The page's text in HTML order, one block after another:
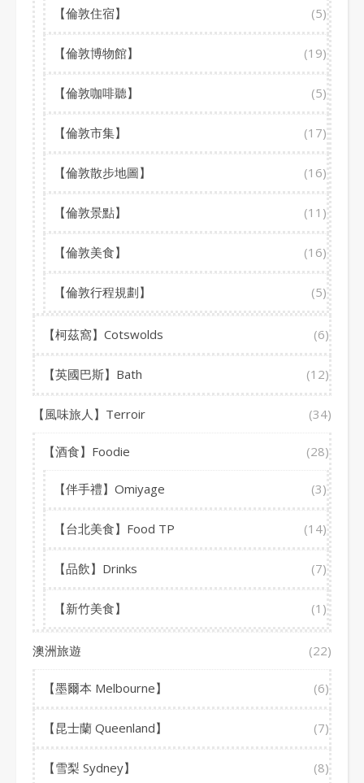
【倫敦住宿】 (5)
【倫敦博物館】 (19)
【倫敦咖啡聽】 (5)
【倫敦市集】 (17)
【倫敦散步地圖】 (16)
【倫敦景點】 (11)
【倫敦美食】 (16)
【倫敦行程規劃】 (5)
【柯茲窩】Cotswolds (6)
【英國巴斯】Bath (12)
【風味旅人】Terroir (34)
【酒食】Foodie (28)
【伴手禮】Omiyage (3)
【台北美食】Food TP (14)
【品飲】Drinks (7)
【新竹美食】 (1)
澳洲旅遊 (22)
【墨爾本 Melbourne】 (6)
【昆士蘭 Queenland】 (7)
【雪梨 Sydney】 (8)